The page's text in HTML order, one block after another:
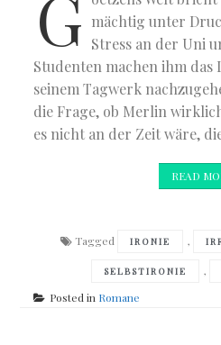
mächtig unter
Stress an der Uni
Studenten machen ihm das
seinem Tagwerk
die Frage, ob Merlin
es nicht an der Zeit wäre,
READ
Tagged IRONIE ,
SELBSTIRONIE ,
Posted in Romane